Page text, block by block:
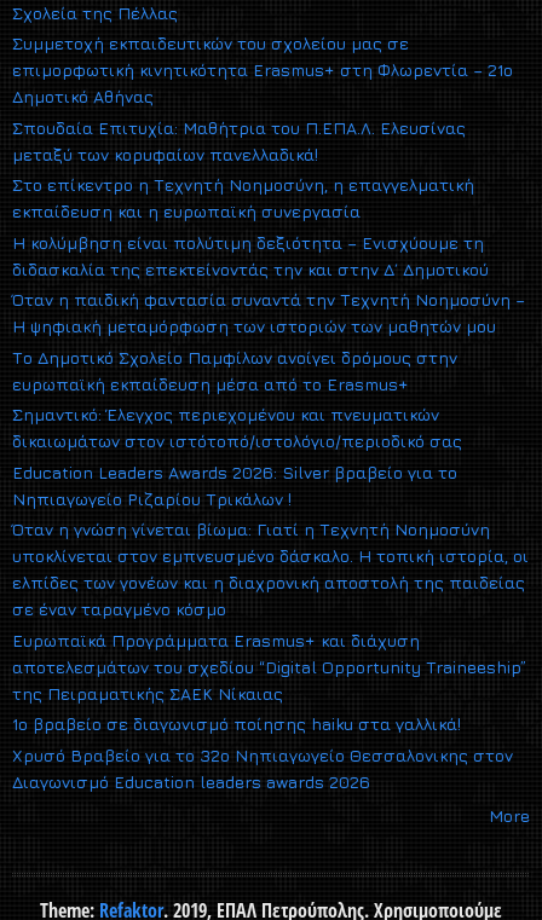
Σχολεία της Πέλλας
Συμμετοχή εκπαιδευτικών του σχολείου μας σε
επιμορφωτική κινητικότητα Erasmus+ στη Φλωρεντία – 21ο
Δημοτικό Αθήνας
Σπουδαία Επιτυχία: Μαθήτρια του Π.ΕΠΑ.Λ. Ελευσίνας
μεταξύ των κορυφαίων πανελλαδικά!
Στο επίκεντρο η Τεχνητή Νοημοσύνη, η επαγγελματική
εκπαίδευση και η ευρωπαϊκή συνεργασία
Η κολύμβηση είναι πολύτιμη δεξιότητα – Ενισχύουμε τη
διδασκαλία της επεκτείνοντάς την και στην Δ΄ Δημοτικού
Όταν η παιδική φαντασία συναντά την Τεχνητή Νοημοσύνη –
Η ψηφιακή μεταμόρφωση των ιστοριών των μαθητών μου
Το Δημοτικό Σχολείο Παμφίλων ανοίγει δρόμους στην
ευρωπαϊκή εκπαίδευση μέσα από το Erasmus+
Σημαντικό: Έλεγχος περιεχομένου και πνευματικών
δικαιωμάτων στον ιστότοπό/ιστολόγιο/περιοδικό σας
Education Leaders Awards 2026: Silver βραβείο για το
Νηπιαγωγείο Ριζαρίου Τρικάλων !
Όταν η γνώση γίνεται βίωμα: Γιατί η Τεχνητή Νοημοσύνη
υποκλίνεται στον εμπνευσμένο δάσκαλο. Η τοπική ιστορία, οι
ελπίδες των γονέων και η διαχρονική αποστολή της παιδείας
σε έναν ταραγμένο κόσμο
Ευρωπαϊκά Προγράμματα Erasmus+ και διάχυση
αποτελεσμάτων του σχεδίου “Digital Opportunity Traineeship”
της Πειραματικής ΣΑΕΚ Νίκαιας
1ο βραβείο σε διαγωνισμό ποίησης haiku στα γαλλικά!
Xρυσό Βραβείο για το 32ο Νηπιαγωγείο Θεσσαλονικης στον
Διαγωνισμό Εducation leaders awards 2026
More
Theme: Refaktor. 2019, ΕΠΑΛ Πετρούπολης. Χρησιμοποιούμε